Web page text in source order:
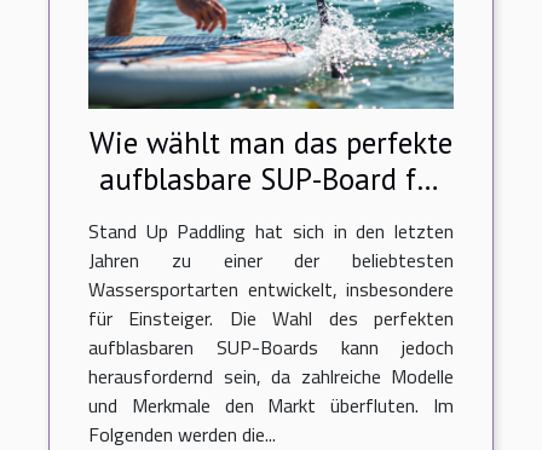
Wie wählt man das perfekte
aufblasbare SUP-Board für
Anfänger aus?
Stand Up Paddling hat sich in den letzten
Jahren zu einer der beliebtesten
Wassersportarten entwickelt, insbesondere
für Einsteiger. Die Wahl des perfekten
aufblasbaren SUP-Boards kann jedoch
herausfordernd sein, da zahlreiche Modelle
und Merkmale den Markt überfluten. Im
Folgenden werden die...